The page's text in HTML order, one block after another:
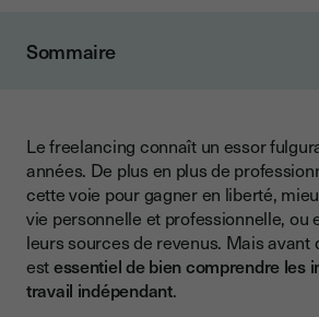
Sommaire
Avantages et inconvénients du
La signature électronique pour les
Pourquoi adopter la signature
Le plan One : une solution adaptée
Choisir son statut juridique
Le freelancing connaît un essor
années. De plus en plus de
cette voie pour gagner en liberté,
vie personnelle et professionnelle, ou
leurs sources de revenus. Mais avant
estessentiel de bien comprendre les
travail indépendant.